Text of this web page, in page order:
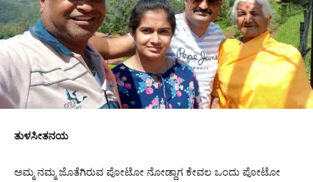
ತುಳಸೀತನಯ
ಅಮ್ಮ ನಮ್ಮ ಜೊತೆಗಿರುವ ಪೋಟೋ ನೋಡ್ದಾಗ ಕೇವಲ‌ ಒಂದು ಪೋಟೋ